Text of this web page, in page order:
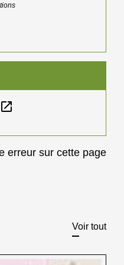
open_in_new
erreur sur cette page
Voir tout